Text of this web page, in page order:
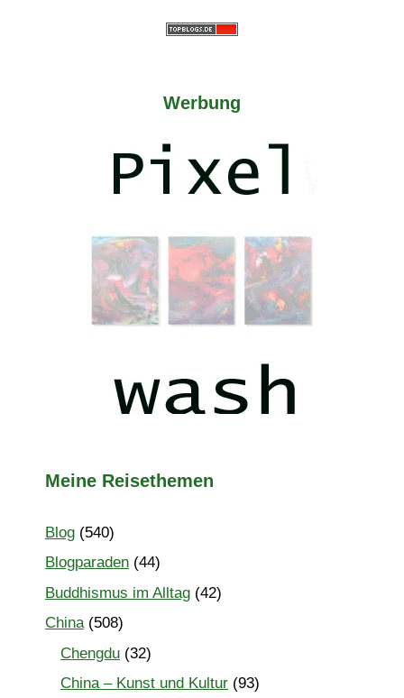
Werbung
Meine Reisethemen
Blog (540)
Blogparaden (44)
Buddhismus im Alltag (42)
China(508)
Chengdu (32)
China – Kunst und Kultur (93)